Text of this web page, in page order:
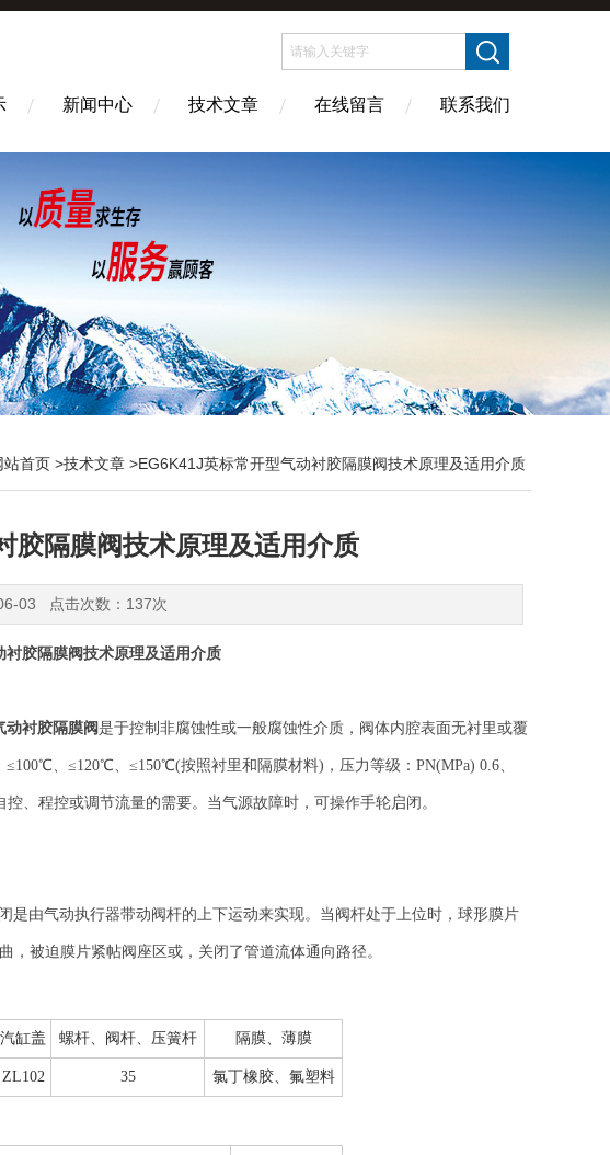
新闻中心 技术文章 在线留言 联系我们
站首页 >技术文章 >EG6K41J英标常开型气动衬胶隔膜阀技术原理及适用介质
胶隔膜阀技术原理及适用介质
03 点击次数：137次
衬胶隔膜阀技术原理及适用介质
动衬胶隔膜阀是于控制非腐蚀性或一般腐蚀性介质，阀体内腔表面无衬里或覆
、≤120℃、≤150℃(按照衬里和隔膜材料)，压力等级：PN(MPa) 0.6、
、程控或调节流量的需要。当气源故障时，可操作手轮启闭。
是由气动执行器带动阀杆的上下运动来实现。当阀杆处于上位时，球形膜片
被迫膜片紧帖阀座区或，关闭了管道流体通向路径。
缸盖 螺杆、阀杆、压簧杆 隔膜、薄膜
35 氯丁橡胶、氟塑料